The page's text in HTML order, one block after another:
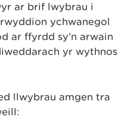
ar brif lwybrau i
ychwanegol
ar ffyrdd sy’n arwain
yr wythnos
llwybrau amgen tra